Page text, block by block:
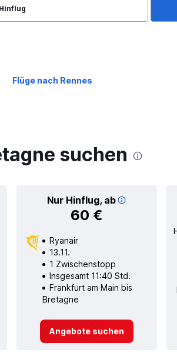
Flüge nach Rennes
suchen
Nur Hinflug, ab
60 €
Ryanair
13.11.
1 Zwischenstopp
Insgesamt 11:40 Std.
Frankfurt am Main bis
Bretagne
Angebote suchen